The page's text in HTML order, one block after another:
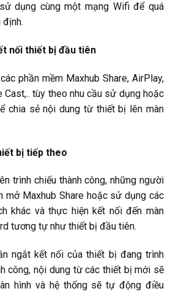
dụng cùng một mạng Wifi để quá
định.
nối thiết bị đầu tiên
phần mềm Maxhub Share, AirPlay,
tùy theo nhu cầu sử dụng hoặc
chia sẻ nội dung từ thiết bị lên màn
bị tiếp theo
trình chiếu thành công, những người
mở Maxhub Share hoặc sử dụng các
khác và thực hiện kết nối đến màn
tương tự như thiết bị đầu tiên.
ngắt kết nối của thiết bị đang trình
công, nội dung từ các thiết bị mới sẽ
hình và hệ thống sẽ tự động điều